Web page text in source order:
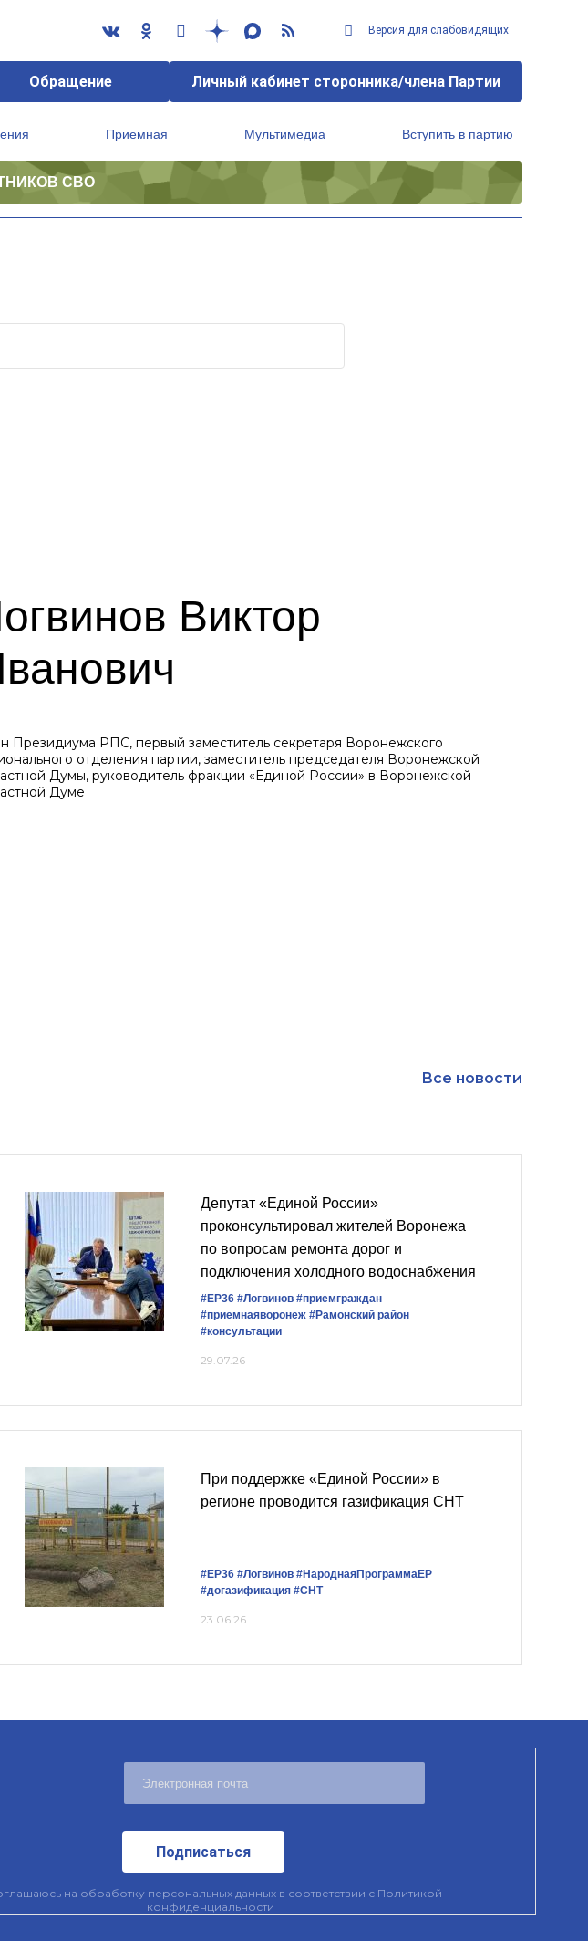
Версия для слабовидящих
Обращение Личный кабинет сторонника/члена Партии
Приемная Мультимедиа Вступить в партию
СВО
Виктор
Президиума РПС, первый заместитель секретаря Воронежского
отделения партии, заместитель председателя Воронежской
Думы, руководитель фракции «Единой России» в Воронежской
Думе
Все новости
Депутат «Единой России»
проконсультировал жителей Воронежа
по вопросам ремонта дорог и
подключения холодного водоснабжения
#ЕР36 #Логвинов #приемграждан
#приемнаяворонеж #Рамонский район
#консультации
29.07.26
При поддержке «Единой России» в
регионе проводится газификация СНТ
#ЕР36 #Логвинов #НароднаяПрограммаЕР
#догазификация #СНТ
23.06.26
Подписаться
на обработку персональных данных в соответствии с Политикой
конфиденциальности